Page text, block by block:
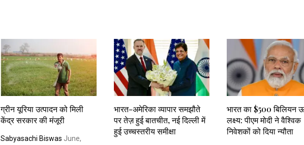
ग्रीन यूरिया उत्पादन को मिली
केंद्र सरकार की मंजूरी
Sabyasachi Biswas June,
भारत-अमेरिका व्यापार समझौते
पर तेज़ हुई बातचीत, नई दिल्ली में
हुई उच्चस्तरीय समीक्षा
भारत का $500 बिलियन
लक्ष्य: पीएम मोदी ने वैश्विक
निवेशकों को दिया न्यौता